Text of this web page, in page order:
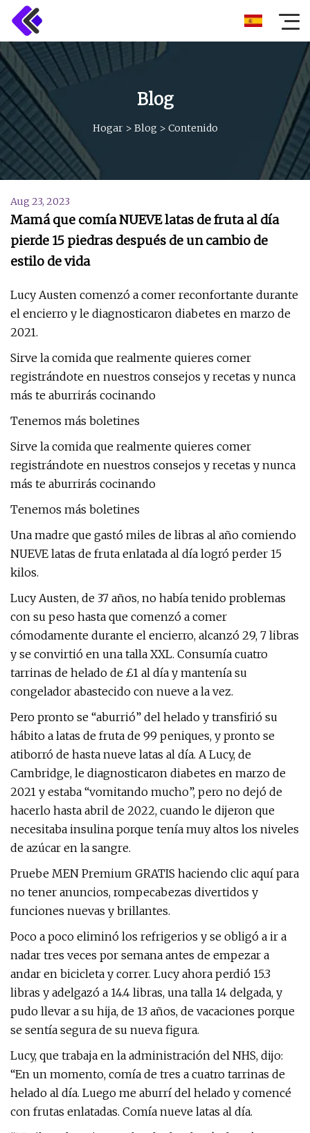
Blog
Hogar> Blog > Contenido
Aug 23, 2023
Mamá que comía NUEVE latas de fruta al día
pierde 15 piedras después de un cambio de
estilo de vida
Lucy Austen comenzó a comer reconfortante durante
el encierro y le diagnosticaron diabetes en marzo de
2021.
Sirve la comida que realmente quieres comer
registrándote en nuestros consejos y recetas y nunca
más te aburrirás cocinando
Tenemos más boletines
Sirve la comida que realmente quieres comer
registrándote en nuestros consejos y recetas y nunca
más te aburrirás cocinando
Tenemos más boletines
Una madre que gastó miles de libras al año comiendo
NUEVE latas de fruta enlatada al día logró perder 15
kilos.
Lucy Austen, de 37 años, no había tenido problemas
con su peso hasta que comenzó a comer
cómodamente durante el encierro, alcanzó 29, 7 libras
y se convirtió en una talla XXL. Consumía cuatro
tarrinas de helado de £1 al día y mantenía su
congelador abastecido con nueve a la vez.
Pero pronto se “aburrió” del helado y transfirió su
hábito a latas de fruta de 99 peniques, y pronto se
atiborró de hasta nueve latas al día. A Lucy, de
Cambridge, le diagnosticaron diabetes en marzo de
2021 y estaba “vomitando mucho”, pero no dejó de
hacerlo hasta abril de 2022, cuando le dijeron que
necesitaba insulina porque tenía muy altos los niveles
de azúcar en la sangre.
Pruebe MEN Premium GRATIS haciendo clic aquí para
no tener anuncios, rompecabezas divertidos y
funciones nuevas y brillantes.
Poco a poco eliminó los refrigerios y se obligó a ir a
nadar tres veces por semana antes de empezar a
andar en bicicleta y correr. Lucy ahora perdió 15.3
libras y adelgazó a 14.4 libras, una talla 14 delgada, y
pudo llevar a su hija, de 13 años, de vacaciones porque
se sentía segura de su nueva figura.
Lucy, que trabaja en la administración del NHS, dijo:
“En un momento, comía de tres a cuatro tarrinas de
helado al día. Luego me aburrí del helado y comencé
con frutas enlatadas. Comía nueve latas al día.